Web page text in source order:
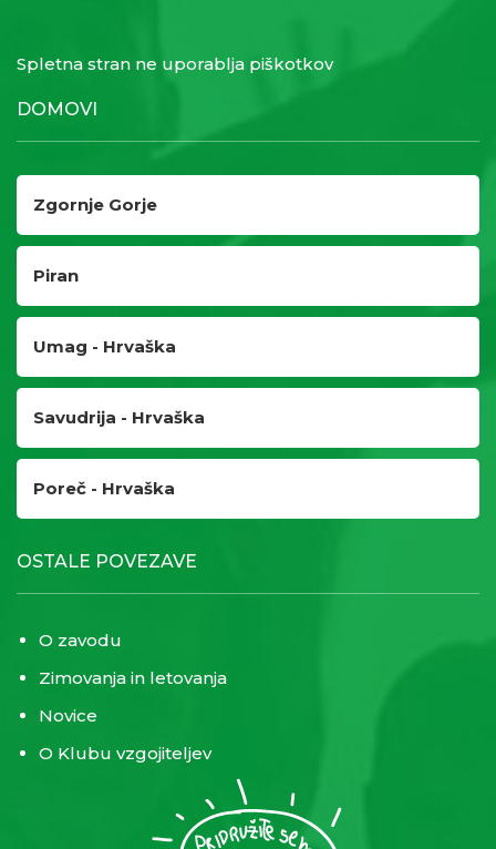
Spletna stran ne uporablja piškotkov
DOMOVI
Zgornje Gorje
Piran
Umag - Hrvaška
Savudrija - Hrvaška
Poreč - Hrvaška
OSTALE POVEZAVE
O zavodu
Zimovanja in letovanja
Novice
O Klubu vzgojiteljev